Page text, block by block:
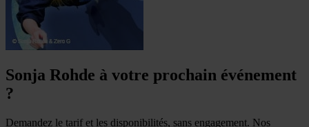
Sonja Rohde à votre prochain événement
?
Demandez le tarif et les disponibilités, sans engagement. Nos